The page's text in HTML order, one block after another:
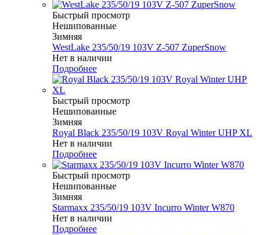
Быстрый просмотр
Нешипованные
Зимняя
WestLake 235/50/19 103V Z-507 ZuperSnow
Нет в наличии
Подробнее
Быстрый просмотр
Нешипованные
Зимняя
Royal Black 235/50/19 103V Royal Winter UHP XL
Нет в наличии
Подробнее
Быстрый просмотр
Нешипованные
Зимняя
Starmaxx 235/50/19 103V Incurro Winter W870
Нет в наличии
Подробнее